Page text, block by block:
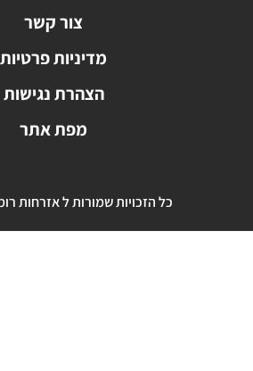
צור קשר
מדיניות פרטיות
הצהרת נגישות
מפת אתר
כל הזכויות שמורות ל אזרחות רומנית © 2026